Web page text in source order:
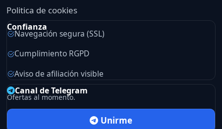
Politica de cookies
Confianza
Navegación segura (SSL)
Cumplimiento RGPD
Aviso de afiliación visible
Canal de Telegram
Ofertas al momento.
Unirme